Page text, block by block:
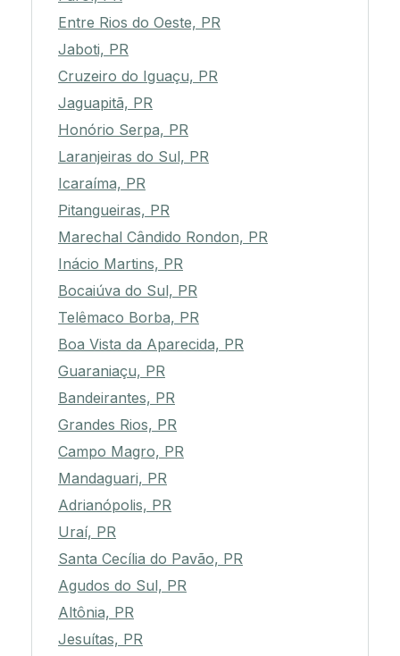
Entre Rios do Oeste, PR
Jaboti, PR
Cruzeiro do Iguaçu, PR
Jaguapitã, PR
Honório Serpa, PR
Laranjeiras do Sul, PR
Icaraíma, PR
Pitangueiras, PR
Marechal Cândido Rondon, PR
Inácio Martins, PR
Bocaiúva do Sul, PR
Telêmaco Borba, PR
Boa Vista da Aparecida, PR
Guaraniaçu, PR
Bandeirantes, PR
Grandes Rios, PR
Campo Magro, PR
Mandaguari, PR
Adrianópolis, PR
Uraí, PR
Santa Cecília do Pavão, PR
Agudos do Sul, PR
Altônia, PR
Jesuítas, PR